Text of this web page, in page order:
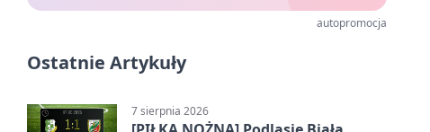
autopromocja
Ostatnie Artykuły
7 sierpnia 2026